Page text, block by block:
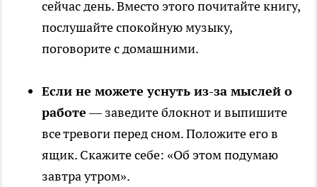
сейчас день. Вместо этого почитайте книгу,
послушайте спокойную музыку,
поговорите с домашними.
Если не можете уснуть из-за мыслей о
работе— заведите блокнот и выпишите
все тревоги перед сном. Положите его в
ящик. Скажите себе: «Об этом подумаю
завтра утром».